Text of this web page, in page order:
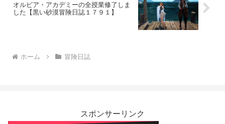
オルビア・アカデミーの全授業修了しま
した【黒い砂漠冒険日誌１７９１】
ホーム 冒険日誌
スポンサーリンク